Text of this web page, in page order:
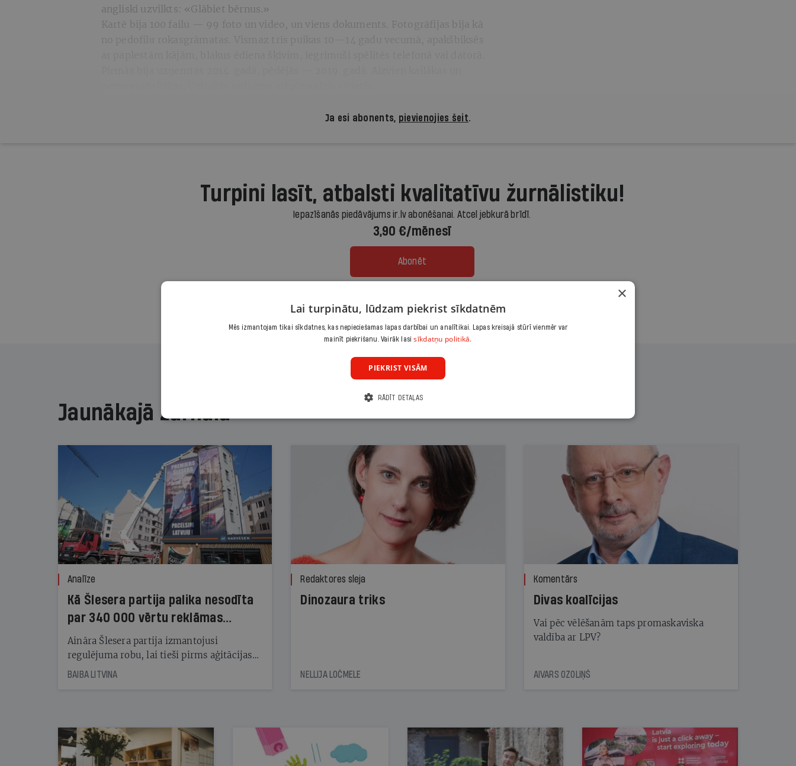
angliski uzvilkts: «Glābiet bērnus.»
Kartē bija 100 failu — 99 foto un video, un viens dokuments. Fotogrāfijas bija kā
Ja esi abonents, pievienojies šeit.
Turpini lasīt, atbalsti kvalitatīvu žurnālistiku!
Iepazīšanās piedāvājums ir.lv abonēšanai. Atcel jebkurā brīdī.
3,90 €/mēnesī
Abonēt
Jaunākajā žurnālā
Analīze
Kā Šlesera partija palika nesodīta
par 340 000 vērtu reklāmas
kampaņu
Aināra Šlesera partija izmantojusi
regulējuma robu, lai tieši pirms aģitācijas
starta izreklamētos par summu, kas
BAIBA LITVINA
Redaktores sleja
Dinozaura triks
NELLIJA LOČMELE
Komentārs
Divas koalīcijas
Vai pēc vēlēšanām taps promaskaviska
valdība ar LPV?
AIVARS OZOLIŅŠ
×
Lai turpinātu, lūdzam piekrist sīkdatnēm
Mēs izmantojam tikai sīkdatnes, kas nepieciešamas lapas darbībai un analītikai. Lapas kreisajā stūrī vienmēr var
mainīt piekrišanu. Vairāk lasisīkdatņu politikā.
PIEKRIST VISĀM
RĀDĪT DETAĻAS